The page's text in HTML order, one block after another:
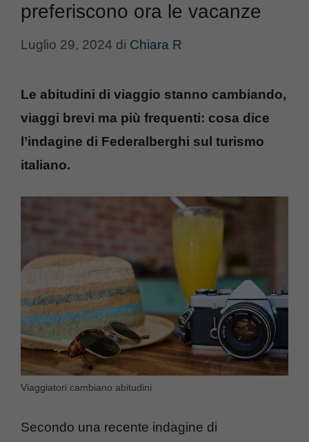
preferiscono ora le vacanze
Luglio 29, 2024 di Chiara R
Le abitudini di viaggio stanno cambiando,
viaggi brevi ma più frequenti: cosa dice
l’indagine di Federalberghi sul turismo
italiano.
Viaggiatori cambiano abitudini
Secondo una recente indagine di